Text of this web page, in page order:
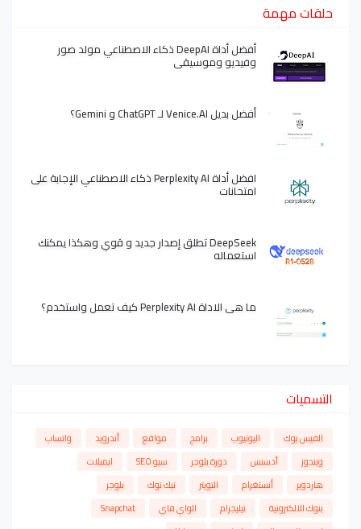
حلقات مهمة
أفضل أداة DeepAI ذكاء الاصطناعي مولد صور
وفيديو وموسيقى
أفضل بديل Venice.AI لـ ChatGPT و Gemini؟
افضل أداة Perplexity AI ذكاء الاصطناعي الإجابة على
امتحانات
DeepSeek تطلق إصدار جديد و قوي وهكذا يمكنك
استعماله
ما هي الاداة Perplexity AI كيف تعمل واستخدم؟
التسميات
الفيس بوك اليوتيوب برامج مواقع أندرويد
واتساب
ويندوز
أدسنس دورة بلوجر سيو SEO
ايميلات
هاردوير
أنستغرام التويتر تيك توك
بلوجر
بنوك الالكترونية
تيليجرام الواي فاي
Snapchat